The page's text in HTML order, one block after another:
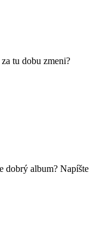
tu dobu zmeni?
dobrý album? Napíšte